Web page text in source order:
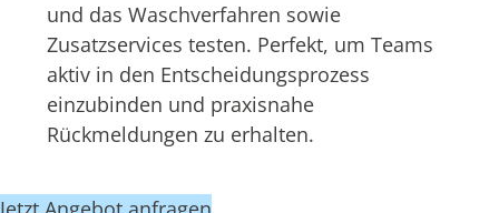
und das Waschverfahren sowie
Zusatzservices testen. Perfekt, um Teams
aktiv in den Entscheidungsprozess
einzubinden und praxisnahe
Rückmeldungen zu erhalten.